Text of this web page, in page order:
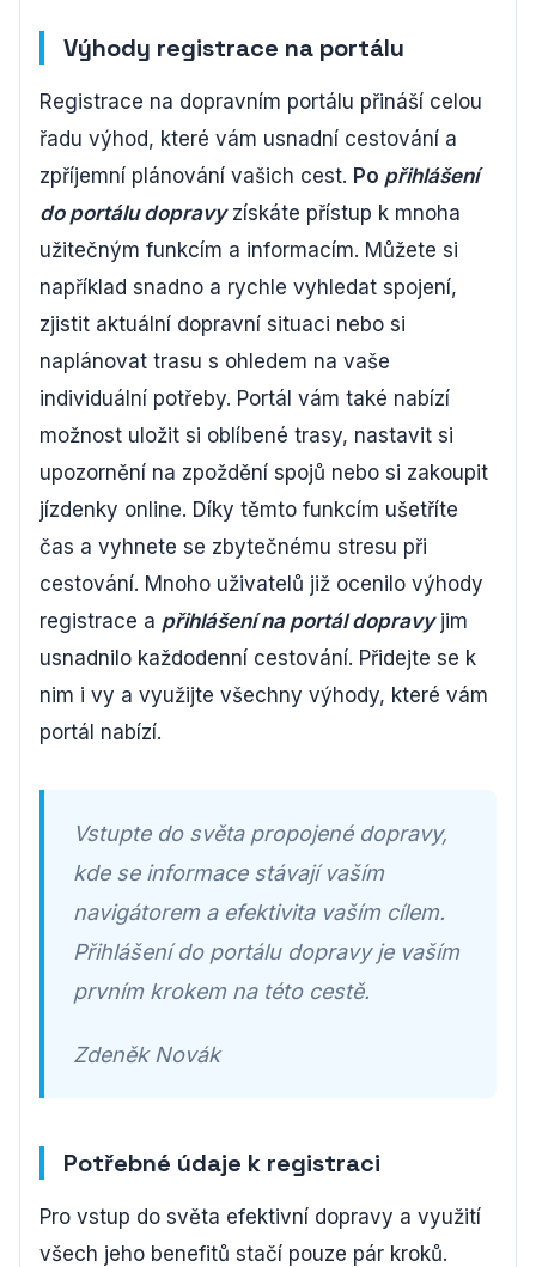
Výhody registrace na portálu
Registrace na dopravním portálu přináší celou
řadu výhod, které vám usnadní cestování a
zpříjemní plánování vašich cest. Po přihlášení
do portálu dopravyzískáte přístup k mnoha
užitečným funkcím a informacím. Můžete si
například snadno a rychle vyhledat spojení,
zjistit aktuální dopravní situaci nebo si
naplánovat trasu s ohledem na vaše
individuální potřeby. Portál vám také nabízí
možnost uložit si oblíbené trasy, nastavit si
upozornění na zpoždění spojů nebo si zakoupit
jízdenky online. Díky těmto funkcím ušetříte
čas a vyhnete se zbytečnému stresu při
cestování. Mnoho uživatelů již ocenilo výhody
registrace a přihlášení na portál dopravyjim
usnadnilo každodenní cestování. Přidejte se k
nim i vy a využijte všechny výhody, které vám
portál nabízí.
Vstupte do světa propojené dopravy,
kde se informace stávají vaším
navigátorem a efektivita vaším cílem.
Přihlášení do portálu dopravy je vaším
prvním krokem na této cestě.
Zdeněk Novák
Potřebné údaje k registraci
Pro vstup do světa efektivní dopravy a využití
všech jeho benefitů stačí pouze pár kroků.